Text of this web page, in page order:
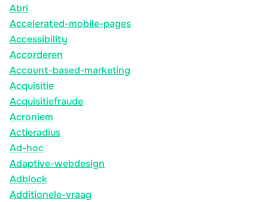
Abri
Accelerated-mobile-pages
Accessibility
Accorderen
Account-based-marketing
Acquisitie
Acquisitiefraude
Acroniem
Actieradius
Ad-hoc
Adaptive-webdesign
Adblock
Additionele-vraag